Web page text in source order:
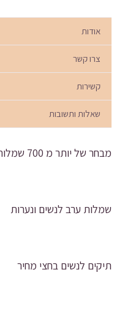
אודות
צרו קשר
קשירות
שאלות ותשובות
מבחר של יותר מ 700 שמלות לילדות
שמלות ערב לנשים ונערות
תיקים לנשים בחצי מחיר